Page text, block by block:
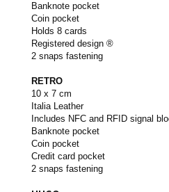
Banknote pocket
Coin pocket
Holds 8 cards
Registered design ®
2 snaps fastening
RETRO
10 x 7 cm
Italia Leather
Includes NFC and RFID signal
Banknote pocket
Coin pocket
Credit card pocket
2 snaps fastening